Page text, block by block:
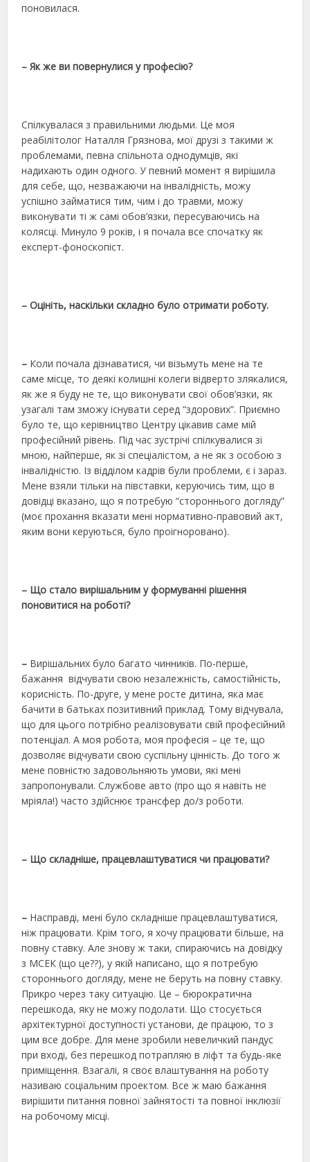
поновилася.
– Як же ви повернулися у професію?
Спілкувалася з правильними людьми. Це моя
реабілітолог Наталля Грязнова, мої друзі з такими ж
проблемами, певна спільнота однодумців, які
надихають один одного. У певний момент я вирішила
для себе, що, незважаючи на інвалідність, можу
успішно займатися тим, чим і до травми, можу
виконувати ті ж самі обов’язки, пересуваючись на
колясці. Минуло 9 років, і я почала все спочатку як
експерт-фоноскопіст.
– Оцініть, наскільки складно було отримати роботу.
– Коли почала дізнаватися, чи візьмуть мене на те
саме місце, то деякі колишні колеги відверто злякалися,
як же я буду не те, що виконувати свої обов’язки, як
узагалі там зможу існувати серед “здорових”. Приємно
було те, що керівництво Центру цікавив саме мій
професійний рівень. Під час зустрічі спілкувалися зі
мною, найперше, як зі спеціалістом, а не як з особою з
інвалідністю. Із відділом кадрів були проблеми, є і зараз.
Мене взяли тільки на півставки, керуючись тим, що в
довідці вказано, що я потребую “стороннього догляду”
(моє прохання вказати мені нормативно-правовий акт,
яким вони керуються, було проігноровано).
– Що стало вирішальним у формуванні рішення
поновитися на роботі?
– Вирішальних було багато чинників. По-перше,
бажання відчувати свою незалежність, самостійність,
корисність. По-друге, у мене росте дитина, яка має
бачити в батьках позитивний приклад. Тому відчувала,
що для цього потрібно реалізовувати свій професійний
потенціал. А моя робота, моя професія – це те, що
дозволяє відчувати свою суспільну цінність. До того ж
мене повністю задовольняють умови, які мені
запропонували. Службове авто (про що я навіть не
мріяла!) часто здійснює трансфер до/з роботи.
– Що складніше, працевлаштуватися чи працювати?
– Насправді, мені було складніше працевлаштуватися,
ніж працювати. Крім того, я хочу працювати більше, на
повну ставку. Але знову ж таки, спираючись на довідку
з МСЕК (що це??), у якій написано, що я потребую
стороннього догляду, мене не беруть на повну ставку.
Прикро через таку ситуацію. Це – бюрократична
перешкода, яку не можу подолати. Що стосується
архітектурної доступності установи, де працюю, то з
цим все добре. Для мене зробили невеличкий пандус
при вході, без перешкод потрапляю в ліфт та будь-яке
приміщення. Взагалі, я своє влаштування на роботу
називаю соціальним проектом. Все ж маю бажання
вирішити питання повної зайнятості та повної інклюзії
на робочому місці.